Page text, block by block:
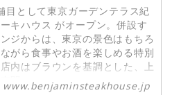
として東京ガーデンテラス紀
キハウス がオープン。併設す
ジからは、東京の景色はもちろ
がら食事やお酒を楽しめる特別
内はブラウンを基調とした、上
www.benjaminsteakhouse.jp